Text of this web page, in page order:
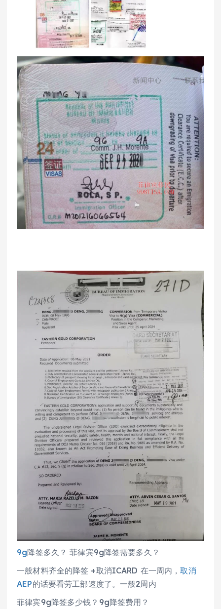
9g降签多久？ 菲律宾9g降签需要多久？
一般材料齐全的降签 +取消ICARD 在一周内，取消
AEP的话要看劳工部速度了。一般2周内
菲律宾9g降签多少钱？9g降签费用？